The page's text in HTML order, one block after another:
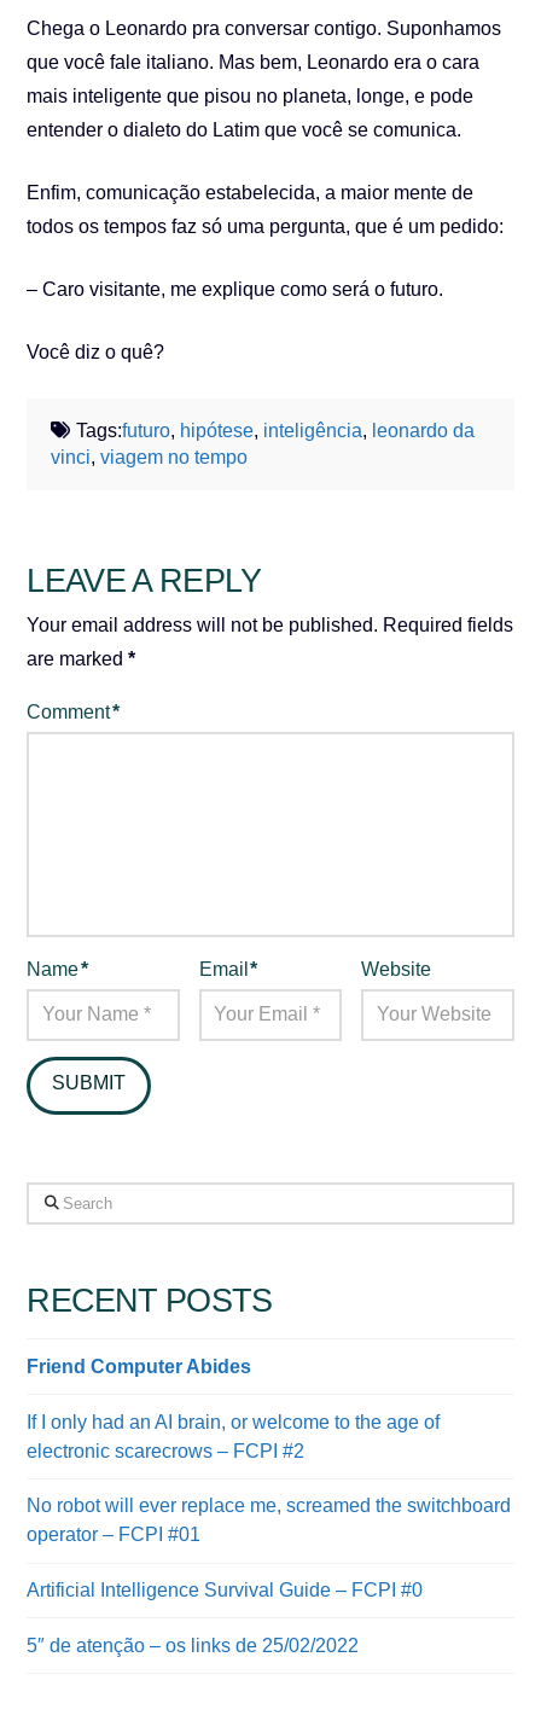
Chega o Leonardo pra conversar contigo. Suponhamos
que você fale italiano. Mas bem, Leonardo era o cara
mais inteligente que pisou no planeta, longe, e pode
entender o dialeto do Latim que você se comunica.
Enfim, comunicação estabelecida, a maior mente de
todos os tempos faz só uma pergunta, que é um pedido:
– Caro visitante, me explique como será o futuro.
Você diz o quê?
Tags:futuro, hipótese, inteligência, leonardo da
vinci,viagem no tempo
LEAVE A REPLY
Your email address will not be published. Required fields
are marked*
Comment*
Name* Email* Website
Search
RECENT POSTS
Friend Computer Abides
If I only had an AI brain, or welcome to the age of
electronic scarecrows – FCPI #2
No robot will ever replace me, screamed the switchboard
operator – FCPI #01
Artificial Intelligence Survival Guide – FCPI #0
5″ de atenção – os links de 25/02/2022